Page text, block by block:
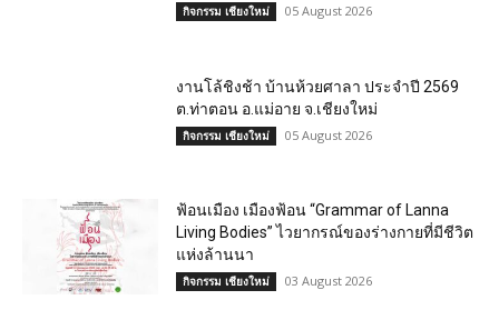
กิจกรรม เชียงใหม่ 05 August 2026
งานโล้ชิงช้า บ้านห้วยศาลา ประจำปี 2569
ต.ท่าตอน อ.แม่อาย จ.เชียงใหม่
กิจกรรม เชียงใหม่ 05 August 2026
ฟ้อนเมือง เมืองฟ้อน “Grammar of Lanna
Living Bodies” ไวยากรณ์ของร่างกายที่มีชีวิต
แห่งล้านนา
กิจกรรม เชียงใหม่ 03 August 2026